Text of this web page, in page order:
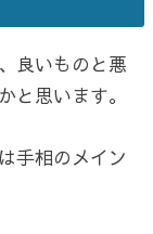
良いものと悪
と思います。
手相のメイン